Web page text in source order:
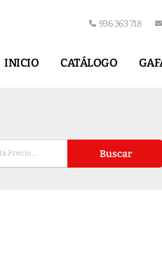
936 363 718
INICIO CATÁLOGO
Buscar